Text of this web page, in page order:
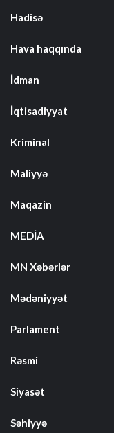
Hadisə
Hava haqqında
İdman
İqtisadiyyat
Kriminal
Maliyyə
Maqazin
MEDİA
MN Xəbərlər
Mədəniyyət
Parlament
Rəsmi
Siyasət
Səhiyyə